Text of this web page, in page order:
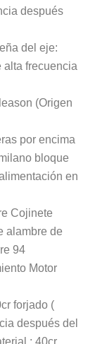
después
del eje:
alta frecuencia
(Origen
por encima
bloque
en
Cojinete
alambre de
94
Motor
forjado (
después del